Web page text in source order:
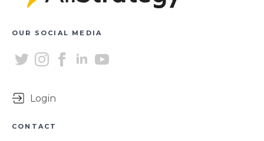
OUR SOCIAL MEDIA
Login
CONTACT